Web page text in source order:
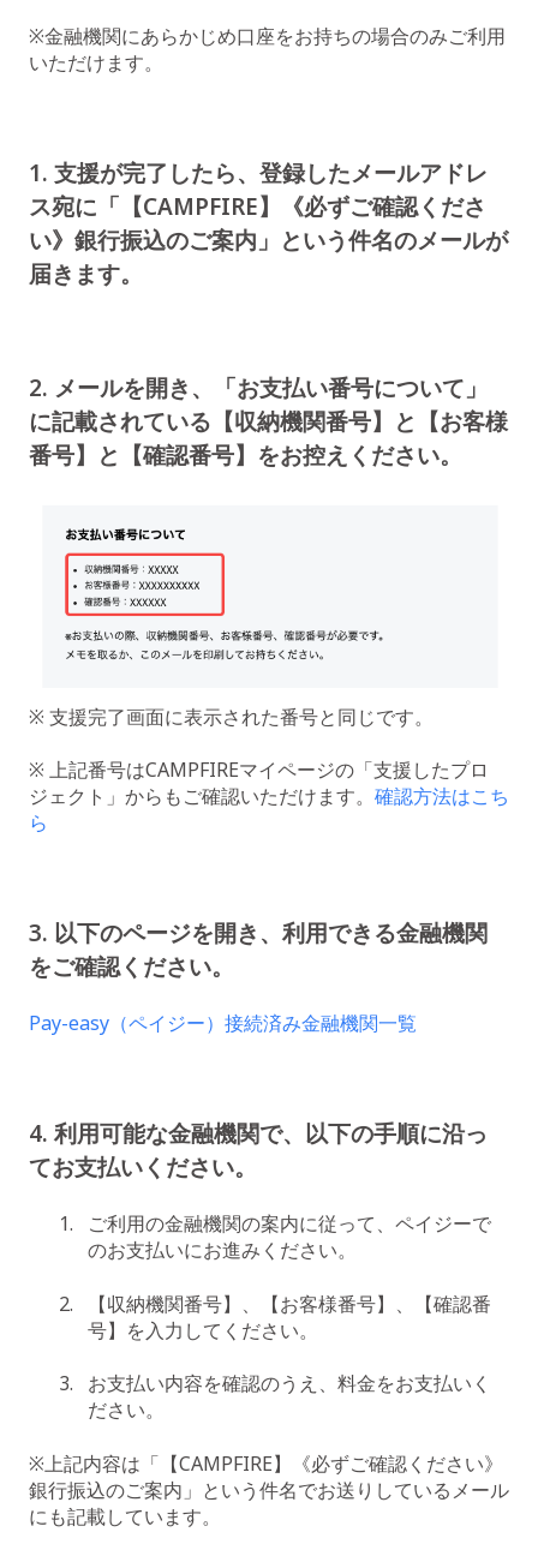
※金融機関にあらかじめ口座をお持ちの場合のみご利用
いただけます。
1. 支援が完了したら、登録したメールアドレ
ス宛に「【CAMPFIRE】《必ずご確認くださ
い》銀行振込のご案内」という件名のメールが
届きます。
2. メールを開き、「お支払い番号について」
に記載されている【収納機関番号】と【お客様
番号】と【確認番号】をお控えください。
※ 支援完了画面に表示された番号と同じです。
※ 上記番号はCAMPFIREマイページの「支援したプロ
ジェクト」からもご確認いただけます。 確認方法はこち
ら
3. 以下のページを開き、利用できる金融機関
をご確認ください。
Pay-easy（ペイジー）接続済み金融機関一覧
4. 利用可能な金融機関で、以下の手順に沿っ
てお支払いください。
ご利用の金融機関の案内に従って、ペイジーで
のお支払いにお進みください。
【収納機関番号】、【お客様番号】、【確認番
号】を入力してください。
お支払い内容を確認のうえ、料金をお支払いく
ださい。
※上記内容は「【CAMPFIRE】《必ずご確認ください》
銀行振込のご案内」という件名でお送りしているメール
にも記載しています。